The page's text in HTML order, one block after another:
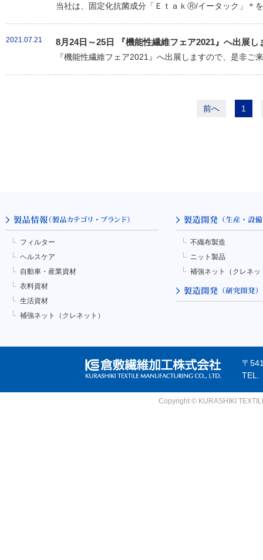
当社は、固定化抗菌成分「ＥｔａｋⓇ/イータック」＊
2021.07.21 8月24日～25日 『機能性繊維フェア2021』へ出展し
『機能性繊維フェア2021』へ出展しますので、是
前へ 1
フィルター
ヘルスケア
自動車・産業資材
衣料資材
生活資材
補強ネット（クレネット）
不織布製造
ニット製品
補強ネット（クレネッ
〒
TEL.
Copyright © KURASHIKI